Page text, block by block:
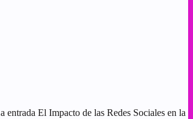
El Impacto de las Redes Sociales en la